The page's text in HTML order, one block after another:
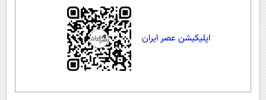
اپلیکیشن عصر ایران